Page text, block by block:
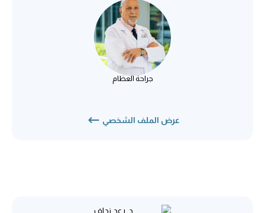
د. عمر عويجة
جراحة العظام
جراحة العظام
عرض الملف الشخصي